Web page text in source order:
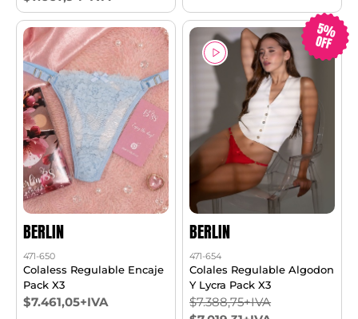
BERLIN
471-650
Colaless Regulable Encaje
Pack X3
$7.461,05+IVA
5%
OFF
BERLIN
471-654
Colales Regulable Algodon
Y Lycra Pack X3
$7.388,75+IVA